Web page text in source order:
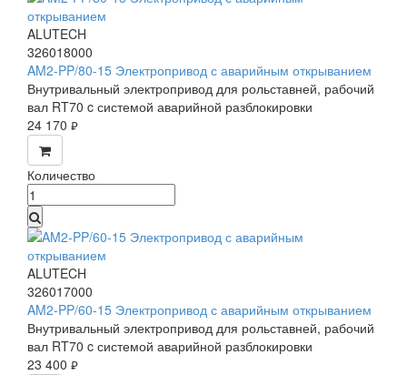
ALUTECH
326018000
AM2-PP/80-15 Электропривод с аварийным открыванием
Внутривальный электропривод для рольставней, рабочий
вал RT70 c системой аварийной разблокировки
24 170 руб.
Количество
ALUTECH
326017000
AM2-PP/60-15 Электропривод с аварийным открыванием
Внутривальный электропривод для рольставней, рабочий
вал RT70 c системой аварийной разблокировки
23 400 руб.